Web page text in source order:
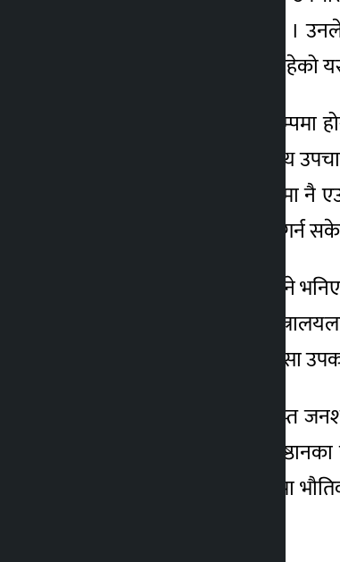
प्रतिबद्ध रहेको बताएका छन् ।
रिफरल अस्पतालको रूपमा रहेको
विसं २०७२ को गोरखा भूकम्पमा
जनशक्तिले बिरामीको स्वास्थ्य
राष्ट्रिय तथा अन्तर्राष्ट्रिय
प्रदान गर्ने वातावरण सिर्जना
‘भक्तपुरको दुवाकोटमा बनाउने
अघि बढाउन म सम्बन्धित
भेन्टिलेटर लगायतका चिकित्सा
साथै उनले अस्पतालमा पर्याप्त
चिकित्सा विज्ञान राष्ट्रिय
साथ बजेट छुट्याई यस क्षेत्रमा